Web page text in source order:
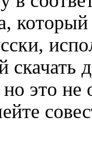
скачать
это не